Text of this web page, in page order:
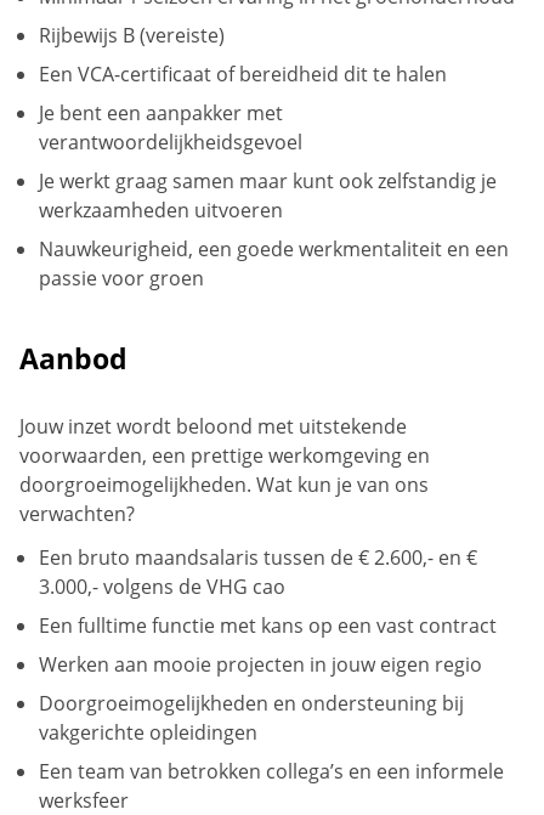
Rijbewijs B (vereiste)
Een VCA-certificaat of bereidheid dit te halen
Je bent een aanpakker met
verantwoordelijkheidsgevoel
Je werkt graag samen maar kunt ook zelfstandig je
werkzaamheden uitvoeren
Nauwkeurigheid, een goede werkmentaliteit en een
passie voor groen
Aanbod
Jouw inzet wordt beloond met uitstekende
voorwaarden, een prettige werkomgeving en
doorgroeimogelijkheden. Wat kun je van ons
verwachten?
Een bruto maandsalaris tussen de € 2.600,- en €
3.000,- volgens de VHG cao
Een fulltime functie met kans op een vast contract
Werken aan mooie projecten in jouw eigen regio
Doorgroeimogelijkheden en ondersteuning bij
vakgerichte opleidingen
Een team van betrokken collega’s en een informele
werksfeer